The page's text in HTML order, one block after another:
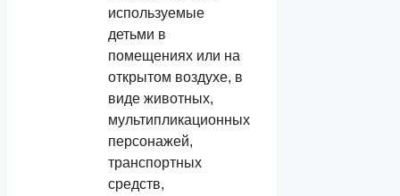
используемые
детьми в
помещениях или на
открытом воздухе, в
виде животных,
мультипликационных
персонажей,
транспортных
средств,